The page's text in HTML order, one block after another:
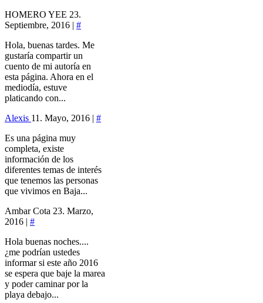
HOMERO YEE 23.
Septiembre, 2016 | #
Hola, buenas tardes. Me
gustaría compartir un
cuento de mi autoría en
esta página. Ahora en el
mediodía, estuve
platicando con...
Alexis 11. Mayo, 2016 | #
Es una página muy
completa, existe
información de los
diferentes temas de interés
que tenemos las personas
que vivimos en Baja...
Ambar Cota 23. Marzo,
2016 | #
Hola buenas noches....
¿me podrían ustedes
informar si este año 2016
se espera que baje la marea
y poder caminar por la
playa debajo...